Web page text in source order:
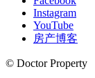
Instagram
YouTube
房产博客
© Doctor Property